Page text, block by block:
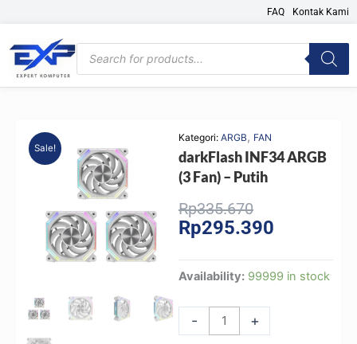
content
FAQ Kontak Kami
Products
search
Sale!
Kategori: ARGB, FAN
darkFlash INF34 ARGB
(3 Fan) – Putih
Rp335.670Original
price
Rp295.390
Availability: 99999 in stock
-
darkFlash
(3
+